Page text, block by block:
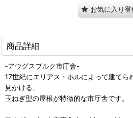
お気に入り登
商品詳細
-アウグスブルク市庁舎-
17世紀にエリアス・ホルによって建てら
見かける、
玉ねぎ型の屋根が特徴的な市庁舎です。